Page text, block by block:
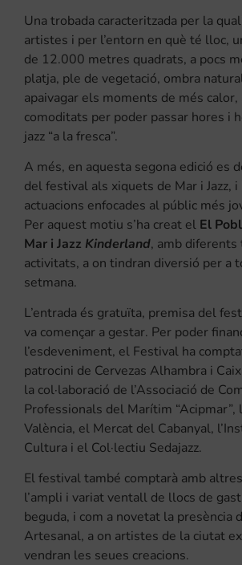
Una trobada caracteritzada per la
artistes i per l’entorn en què té lloc,
de 12.000 metres quadrats, a pocs
platja, ple de vegetació, ombra
apaivagar els moments de més
comoditats per poder passar hores i
jazz “a la fresca”.
A més, en aquesta segona edició es
del festival als xiquets de Mar i Jazz, i
actuacions enfocades al públic més
Per aquest motiu s’ha creat el El
Mar i Jazz Kinderland, amb
activitats, a on tindran diversió per a
setmana.
L’entrada és gratuïta, premisa del
va començar a gestar. Per poder
l’esdeveniment, el Festival ha
patrocini de Cervezas Alhambra i
la col·laboració de l’Associació de
Professionals del Marítim “Acipmar”,
València, el Mercat del Cabanyal,
Cultura i el Col·lectiu Sedajazz.
El festival també comptarà amb
l’ampli i variat ventall de llocs de
beguda, i com a novetat la presència
Artesanal, a on artistes de la ciutat
vendran les seues creacions.